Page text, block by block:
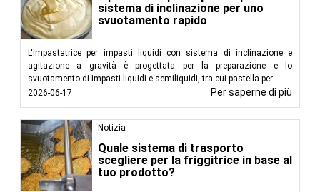
sistema di inclinazione per uno
svuotamento rapido
L'impastatrice per impasti liquidi con sistema di inclinazione e
agitazione a gravità è progettata per la preparazione e lo
svuotamento di impasti liquidi e semiliquidi, tra cui pastella per...
2026-06-17
Per saperne di più
Notizia
Quale sistema di trasporto
scegliere per la friggitrice in base al
tuo prodotto?